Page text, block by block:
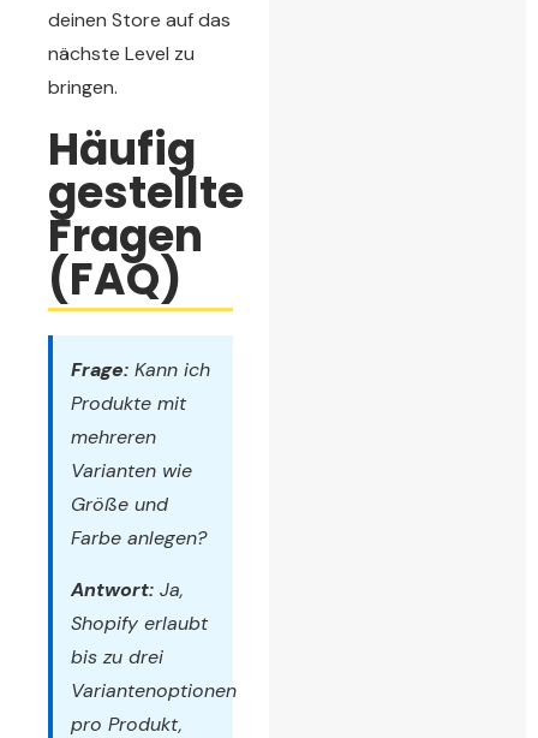
deinen Store auf das
nächste Level zu
bringen.
Häufig
gestellte
Fragen
(FAQ)
Frage: Kann ich
Produkte mit
mehreren
Varianten wie
Größe und
Farbe anlegen?
Antwort: Ja,
Shopify erlaubt
bis zu drei
Variantenoptionen
pro Produkt,